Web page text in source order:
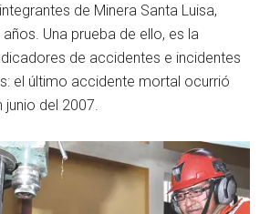
de Minera Santa Luisa,
Una prueba de ello, es la
de accidentes e incidentes
el último accidente mortal ocurrió
junio del 2007.